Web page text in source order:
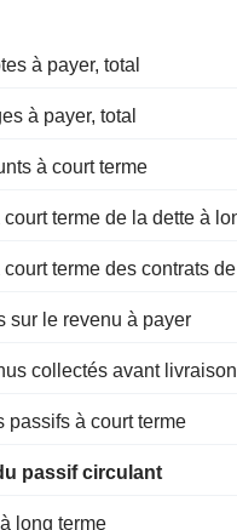
à payer, total
à payer, total
à court terme
court terme de la dette à
court terme des contrats
sur le revenu à payer
passifs à court terme
passif circulant
long terme